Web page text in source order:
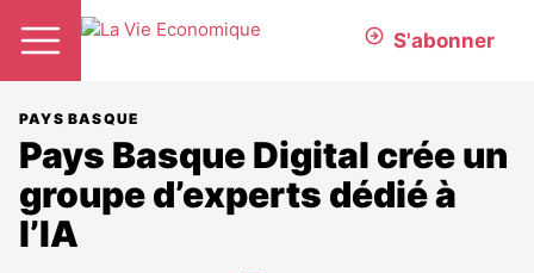
S'abonner
PAYS BASQUE
Pays Basque Digital crée un
groupe d’experts dédié à
l’IA